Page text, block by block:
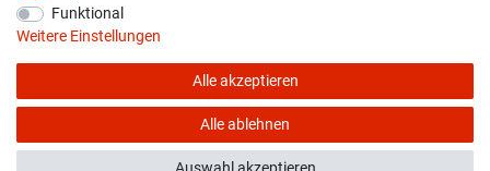
* Alle Preise verstehen sich inkl. gesetzl. MwSt. zzgl.Versandkosten
Funktional
Weitere Einstellungen
Alle akzeptieren
Alle ablehnen